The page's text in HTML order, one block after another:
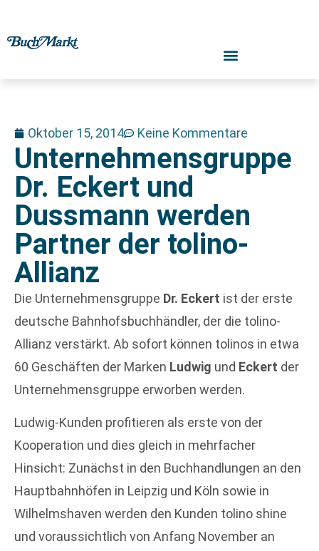
Oktober 15, 2014 Keine Kommentare
Unternehmensgruppe
Dr. Eckert und
Dussmann werden
Partner der tolino-
Allianz
Die Unternehmensgruppe Dr. Eckert ist der erste
deutsche Bahnhofsbuchhändler, der die tolino-
Allianz verstärkt. Ab sofort können tolinos in etwa
60 Geschäften der Marken Ludwig und Eckert der
Unternehmensgruppe erworben werden.
Ludwig-Kunden profitieren als erste von der
Kooperation und dies gleich in mehrfacher
Hinsicht: Zunächst in den Buchhandlungen an den
Hauptbahnhöfen in Leipzig und Köln sowie in
Wilhelmshaven werden den Kunden tolino shine
und voraussichtlich von Anfang November an